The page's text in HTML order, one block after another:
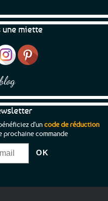
une miette
d'uncode de réduction
commande